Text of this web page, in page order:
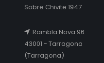
Sobre Chivite 1947
Rambla Nova 96
43001 - Tarragona
(Tarragona)